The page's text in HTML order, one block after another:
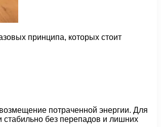
принципа, которых стоит
потраченной энергии. Для
стабильно без перепадов и лишних